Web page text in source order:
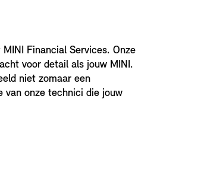
Financial Services. Onze
voor detail als jouw MINI.
niet zomaar een
van onze technici die jouw